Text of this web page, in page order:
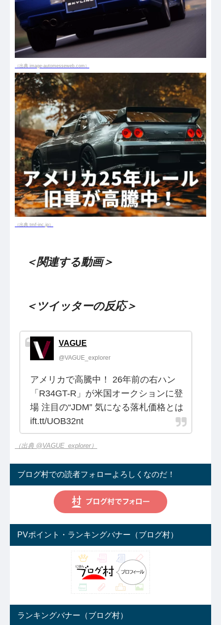
（出典 image-automesseweb.com）
（出典 tmf-inc.jp）
＜関連する動画＞
＜ツイッターの反応＞
VAGUE
@VAGUE_explorer
アメリカで高騰中！ 26年前の右ハン
「R34GT-R」が米国オークションに登
場 注目の“JDM” 気になる落札価格とは
ift.tt/UOB32nt
（出典 @VAGUE_explorer）
ブログ村での読者フォローよろしくなのだ！
PVポイント・ランキングバナー（ブログ村）
ランキングバナー（ブログ村）